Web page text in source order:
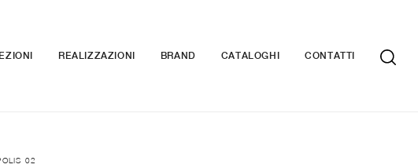
REALIZZAZIONI BRAND CATALOGHI CONTATTI
02